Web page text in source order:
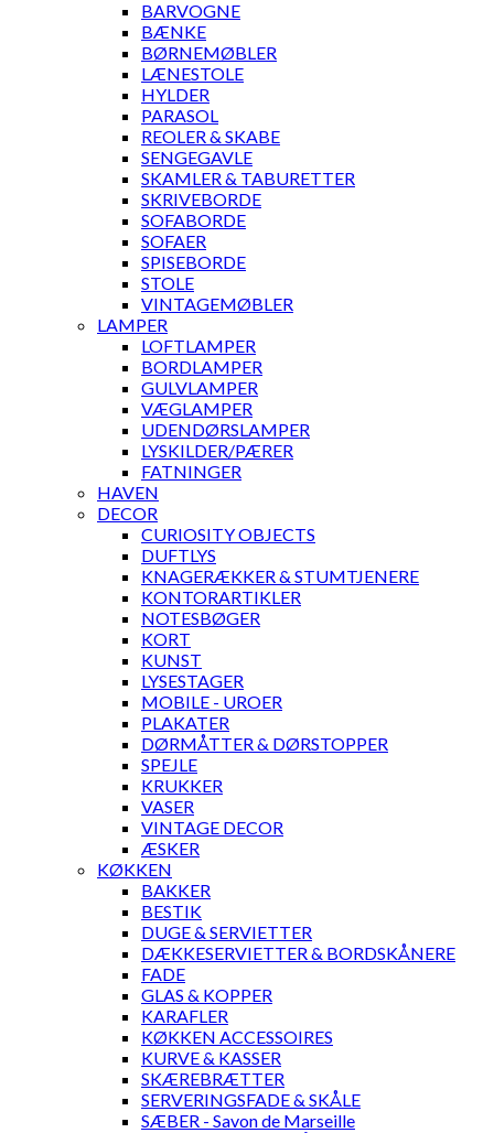
BARVOGNE
BÆNKE
BØRNEMØBLER
LÆNESTOLE
HYLDER
PARASOL
REOLER & SKABE
SENGEGAVLE
SKAMLER & TABURETTER
SKRIVEBORDE
SOFABORDE
SOFAER
SPISEBORDE
STOLE
VINTAGEMØBLER
LAMPER
LOFTLAMPER
BORDLAMPER
GULVLAMPER
VÆGLAMPER
UDENDØRSLAMPER
LYSKILDER/PÆRER
FATNINGER
HAVEN
DECOR
CURIOSITY OBJECTS
DUFTLYS
KNAGERÆKKER & STUMTJENERE
KONTORARTIKLER
NOTESBØGER
KORT
KUNST
LYSESTAGER
MOBILE - UROER
PLAKATER
DØRMÅTTER & DØRSTOPPER
SPEJLE
KRUKKER
VASER
VINTAGE DECOR
ÆSKER
KØKKEN
BAKKER
BESTIK
DUGE & SERVIETTER
DÆKKESERVIETTER & BORDSKÅNERE
FADE
GLAS & KOPPER
KARAFLER
KØKKEN ACCESSOIRES
KURVE & KASSER
SKÆREBRÆTTER
SERVERINGSFADE & SKÅLE
SÆBER - Savon de Marseille